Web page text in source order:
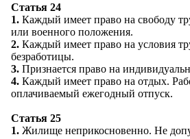
Статья 24
1. Каждый имеет право на свободу
или военного положения.
2. Каждый имеет право на условия
безработицы.
3. Признается право на
4. Каждый имеет право на отдых.
оплачиваемый ежегодный отпуск.
Статья 25
1. Жилище неприкосновенно. Не